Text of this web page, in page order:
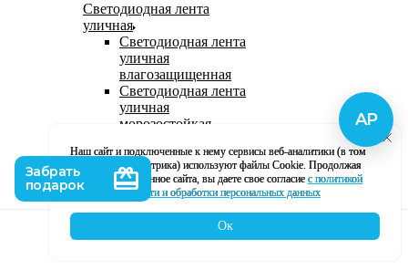
Светодиодная лента
уличная
Светодиодная лента
уличная
влагозащищенная
Светодиодная лента
уличная
морозостойкая
светодиодная лента
220В
Светодиодная лента
уличная в силиконе
Наш сайт и подключенные к нему сервисы веб-аналитики (в том
числе, Яндекс Метрика) используют файлы Cookie. Продолжая
использование данное сайта, вы даете свое согласие с политикой
кофиденциальности и обработки персональных данных
Ок